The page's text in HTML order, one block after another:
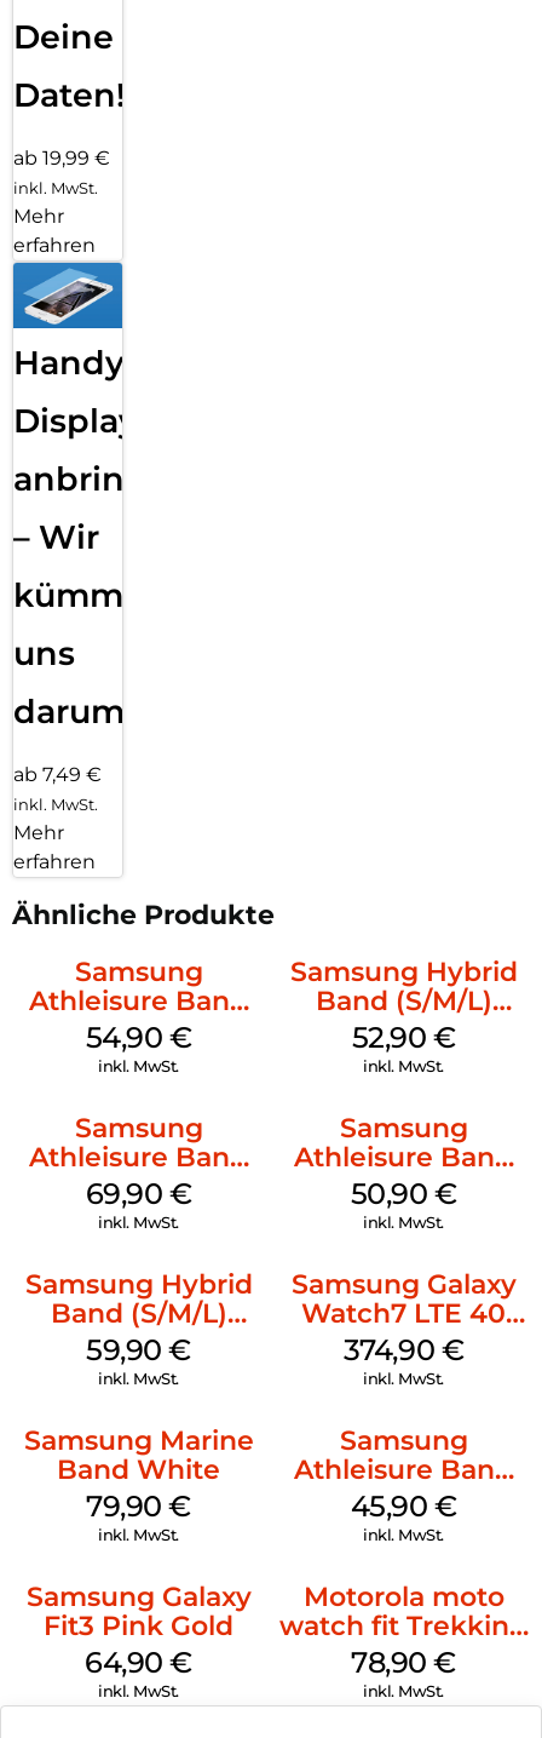
Deine
Daten!
ab 19,99 €
inkl. MwSt.
Mehr
erfahren
Handy
Displayfolie
anbringen
– Wir
kümmern
uns
darum!
ab 7,49 €
inkl. MwSt.
Mehr
erfahren
Ähnliche Produkte
Samsung
Athleisure Band
(S/M) Galaxy
Watch8/Watch8
54,90 €
inkl. MwSt.
Samsung Hybrid
Band (S/M/L)
Galaxy
Watch8/Watch8
52,90 €
inkl. MwSt.
Samsung
Athleisure Band
(M/L) Galaxy
Watch8/Watch8
69,90 €
inkl. MwSt.
Samsung
Athleisure Band
(M/L) Galaxy
Watch8/Watch8
50,90 €
inkl. MwSt.
Samsung Hybrid
Band (S/M/L)
Galaxy
Watch8/Watch8
59,90€
inkl. MwSt.
Samsung Galaxy
Watch7 LTE 40
mm Cream
374,90 €
inkl. MwSt.
Samsung Marine
Band White
79,90€
inkl. MwSt.
Samsung
Athleisure Band
S/M Galaxy
Watch7 Cream
45,90 €
inkl. MwSt.
Samsung Galaxy
Fit3 Pink Gold
64,90€
inkl. MwSt.
Motorola moto
watch fit Trekking
Green
78,90€
inkl. MwSt.